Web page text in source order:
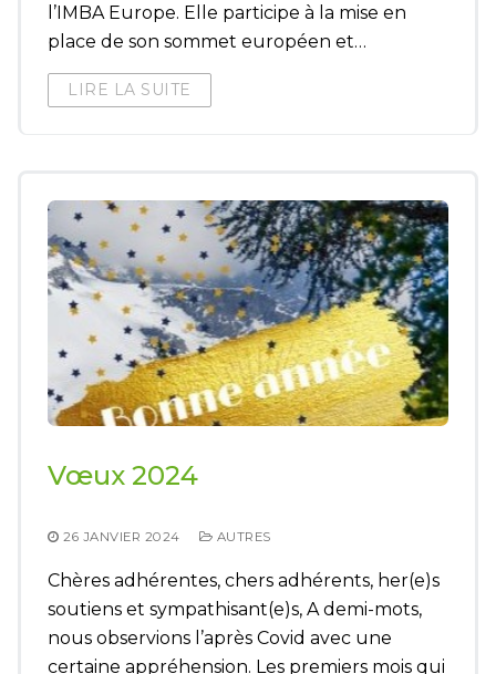
l’IMBA Europe. Elle participe à la mise en
place de son sommet européen et…
LIRE LA SUITE
Vœux 2024
26 JANVIER 2024 AUTRES
Chères adhérentes, chers adhérents, her(e)s
soutiens et sympathisant(e)s, A demi-mots,
nous observions l’après Covid avec une
certaine appréhension. Les premiers mois qui